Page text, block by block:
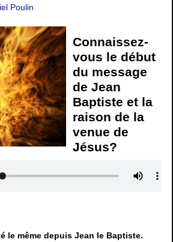
Poulin
Connaissez-
vous le début
du message
de Jean
Baptiste et la
raison de la
venue de
Jésus?
le même depuis Jean le Baptiste.